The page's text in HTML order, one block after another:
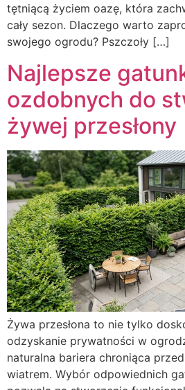
tętniącą życiem oazę, która
cały sezon. Dlaczego warto
swojego ogrodu? Pszczoły […]
Najlepsze
ozdobnych do
żywej przesłony
Żywa przesłona to nie tylko
odzyskanie prywatności w
naturalna bariera chroniąca
wiatrem. Wybór odpowiednich